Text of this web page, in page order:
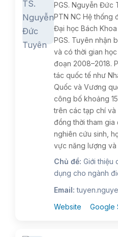
PGS. Nguyễn Đức
PTN NC Hệ thống
Đại học Bách Khoa
PGS. Tuyên nhận
và có thời gian
đoạn 2008–2018.
tác quốc tế như
Quốc và Vương
công bố khoảng
trên các tạp chí và
đồng thời tham
nghiên cứu sinh,
vực năng lượng và
Chủ đề: Giới thiệu
dụng cho ngành
Email:
Website
Google